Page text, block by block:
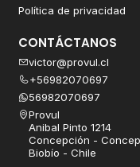
Política de privacidad
CONTÁCTANOS
victor@provul.cl
+56982070697
56982070697
Provul
Anibal Pinto 1214
Concepción -
Biobío - Chile